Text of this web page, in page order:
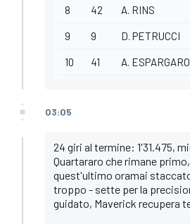
8 42 A. RINS
9 9 D. PETRUCCI
10 41 A. ESPARGARO
03:05
24 giri al termine: 1'31.475,
Quartararo che rimane
quest'ultimo oramai
troppo - sette per la
guidato, Maverick recupera